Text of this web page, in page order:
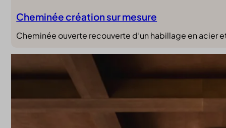
Cheminée création sur mesure
Cheminée ouverte recouverte d’un habillage en acier